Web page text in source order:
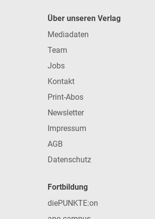
Über unseren Verlag
Mediadaten
Team
Jobs
Kontakt
Print-Abos
Newsletter
Impressum
AGB
Datenschutz
Fortbildung
diePUNKTE:on